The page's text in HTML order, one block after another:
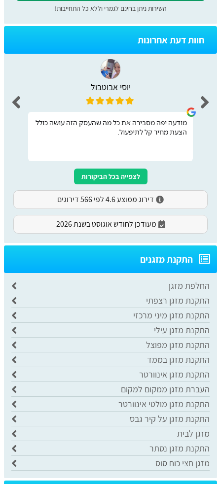
השירות ניתן בחינם לגמרי וללא כל התחייבות!
חוות דעת אחרונות
יוסי אבוטבול
מודעה יפה מסבירה את כל מה שהעסק הזה עושה כולל
הצעת מחיר קל לתיפעול.
לצפייה בכל הביקורות
דירוג ממוצע 4.6 לפי 566 דירוגים
מעודכן לחודש אוגוסט בשנת 2026
התקנת מזגנים
החלפת מזגן
התקנת מזגן רצפתי
התקנת מזגן מיני מרכזי
התקנת מזגן עילי
התקנת מזגן מפוצל
התקנת מזגן בממד
התקנת מזגן אינוורטר
העברת מזגן ממקום למקום
התקנת מזגן מולטי אינוורטר
התקנת מזגן על קיר גבס
מזגן לבית
התקנת מזגן נסתר
מזגן חצי כוח סוס